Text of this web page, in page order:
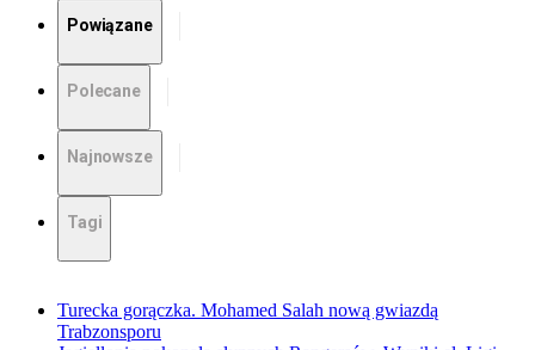
Powiązane
Polecane
Najnowsze
Tagi
Turecka gorączka. Mohamed Salah nową gwiazdą
Trabzonsporu